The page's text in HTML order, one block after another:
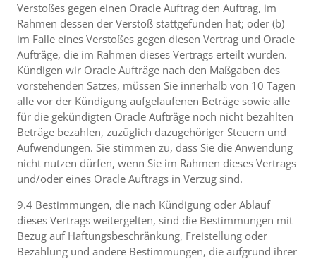
Verstoßes gegen einen Oracle Auftrag den Auftrag, im
Rahmen dessen der Verstoß stattgefunden hat; oder (b)
im Falle eines Verstoßes gegen diesen Vertrag und Oracle
Aufträge, die im Rahmen dieses Vertrags erteilt wurden.
Kündigen wir Oracle Aufträge nach den Maßgaben des
vorstehenden Satzes, müssen Sie innerhalb von 10 Tagen
alle vor der Kündigung aufgelaufenen Beträge sowie alle
für die gekündigten Oracle Aufträge noch nicht bezahlten
Beträge bezahlen, zuzüglich dazugehöriger Steuern und
Aufwendungen. Sie stimmen zu, dass Sie die Anwendung
nicht nutzen dürfen, wenn Sie im Rahmen dieses Vertrags
und/oder eines Oracle Auftrags in Verzug sind.
9.4 Bestimmungen, die nach Kündigung oder Ablauf
dieses Vertrags weitergelten, sind die Bestimmungen mit
Bezug auf Haftungsbeschränkung, Freistellung oder
Bezahlung und andere Bestimmungen, die aufgrund ihrer